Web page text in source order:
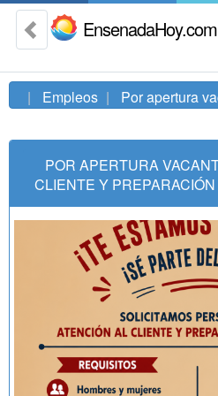
EnsenadaHoy.com
Empleos Por apertura
POR APERTURA
CLIENTE Y